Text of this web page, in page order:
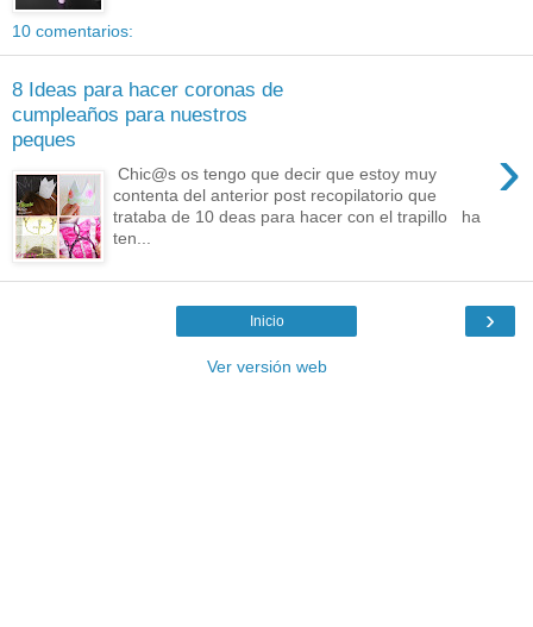
10 comentarios:
8 Ideas para hacer coronas de
cumpleaños para nuestros
peques
›
Chic@s os tengo que decir que estoy muy
contenta del anterior post recopilatorio que
trataba de 10 deas para hacer con el trapillo ha
ten...
›
Inicio
Ver versión web